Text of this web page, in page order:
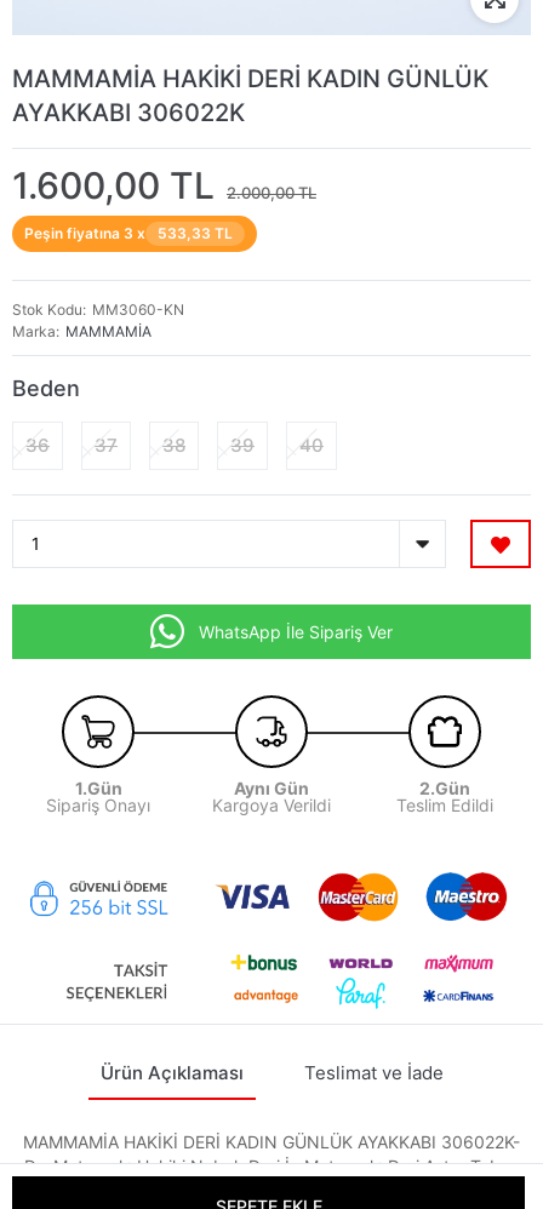
MAMMAMİA HAKİKİ DERİ KADIN GÜNLÜK
AYAKKABI 306022K
1.600,00 TL 2.000,00 TL
Peşin fiyatına 3 x 533,33 TL
Stok Kodu
MM3060-KN
Marka
MAMMAMİA
Beden
36 37 38 39 40
WhatsApp İle Sipariş Ver
1.Gün
Sipariş Onayı
Aynı Gün
Kargoya Verildi
2.Gün
Teslim Edildi
Ürün Açıklaması Teslimat ve İade
MAMMAMİA HAKİKİ DERİ KADIN GÜNLÜK AYAKKABI 306022K-
Dış Materyal : Hakiki Nubuk Deri İç Materyal : Deri Astar Taban